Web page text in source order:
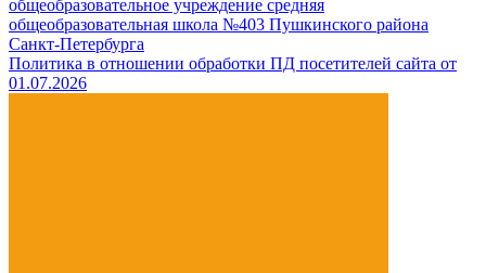
общеобразовательное учреждение средняя
общеобразовательная школа №403 Пушкинского района
Санкт-Петербурга
Политика в отношении обработки ПД посетителей сайта от
01.07.2026